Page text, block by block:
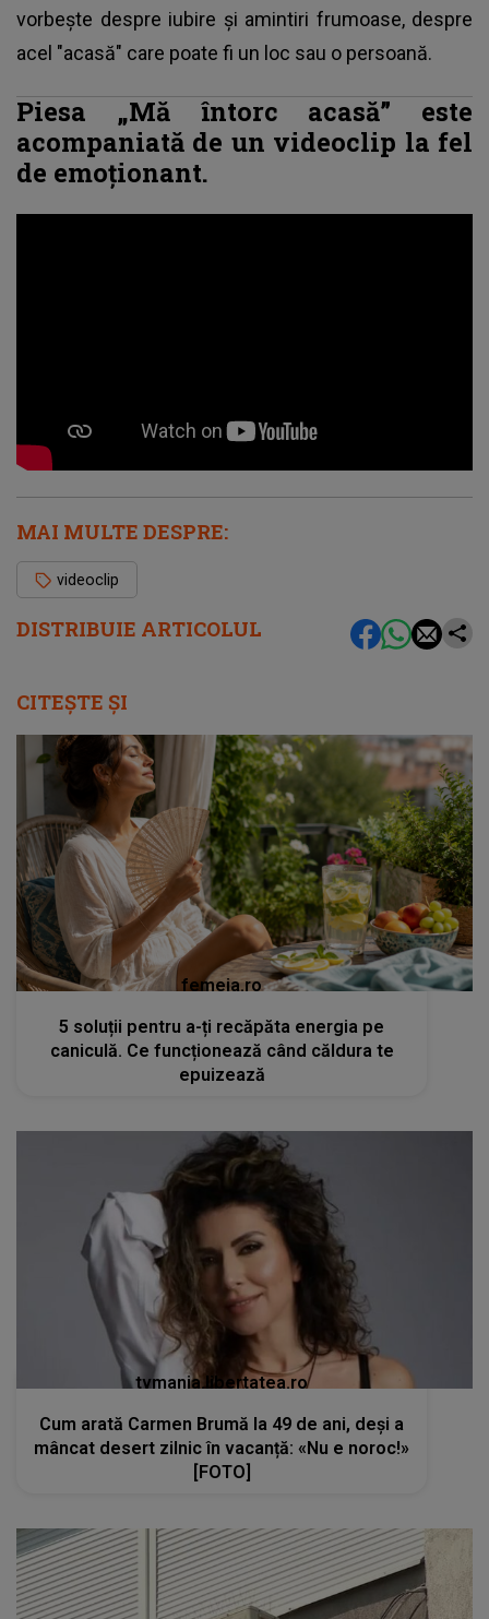
DISTRIBUIE ARTICOLUL
vorbește despre iubire și amintiri frumoase, despre
acel "acasă" care poate fi un loc sau o persoană.
Piesa „Mă întorc acasă” este
acompaniată de un videoclip la fel
de emoționant.
MAI MULTE DESPRE:
videoclip
CITEȘTE ȘI
femeia.ro
5 soluții pentru a-ți recăpăta energia pe
caniculă. Ce funcționează când căldura te
epuizează
tvmania.libertatea.ro
Cum arată Carmen Brumă la 49 de ani, deși a
mâncat desert zilnic în vacanță: «Nu e noroc!»
[FOTO]